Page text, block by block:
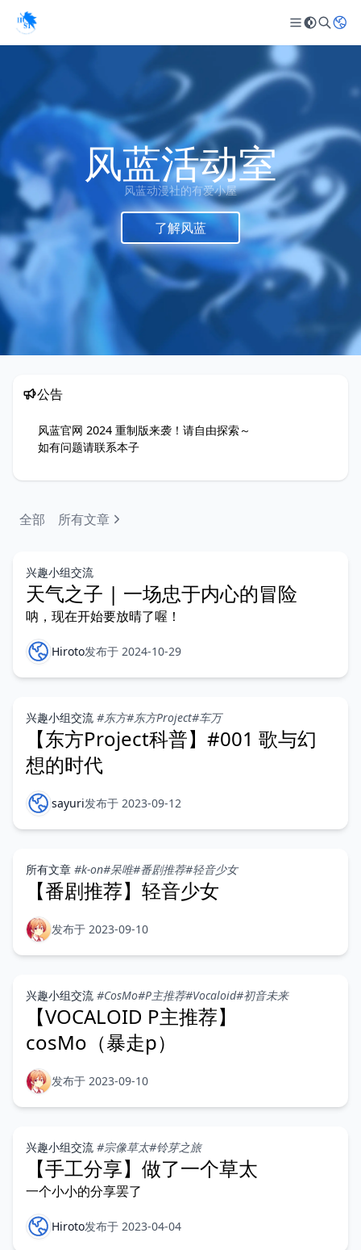
风蓝活动室
风蓝动漫社的有爱小屋
了解风蓝
公告
风蓝官网 2024 重制版来袭！请自由探索～
如有问题请联系本子
全部 所有文章
兴趣小组交流
天气之子 | 一场忠于内心的冒险
呐，现在开始要放晴了喔！
Hiroto发布于 2024-10-29
兴趣小组交流 #东方#东方Project#车万
【东方Project科普】#001 歌与幻
想的时代
sayuri发布于 2023-09-12
所有文章 #k-on#呆唯#番剧推荐#轻音少女
【番剧推荐】轻音少女
发布于 2023-09-10
兴趣小组交流 #CosMo#P主推荐#Vocaloid#初音未来
【VOCALOID P主推荐】
cosMo（暴走p）
发布于 2023-09-10
兴趣小组交流 #宗像草太#铃芽之旅
【手工分享】做了一个草太
一个小小的分享罢了
Hiroto发布于 2023-04-04